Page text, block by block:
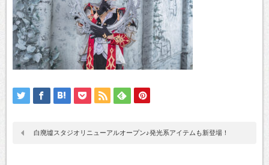
白廃墟スタジオリニューアルオープン♪発光系アイテムも新登場！